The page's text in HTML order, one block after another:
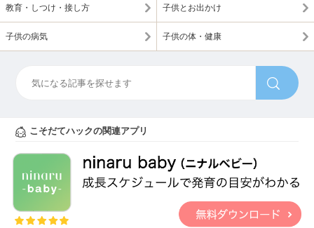
教育・しつけ・接し方 子供とお出かけ
子供の病気 子供の体・健康
こそだてハックの関連アプリ